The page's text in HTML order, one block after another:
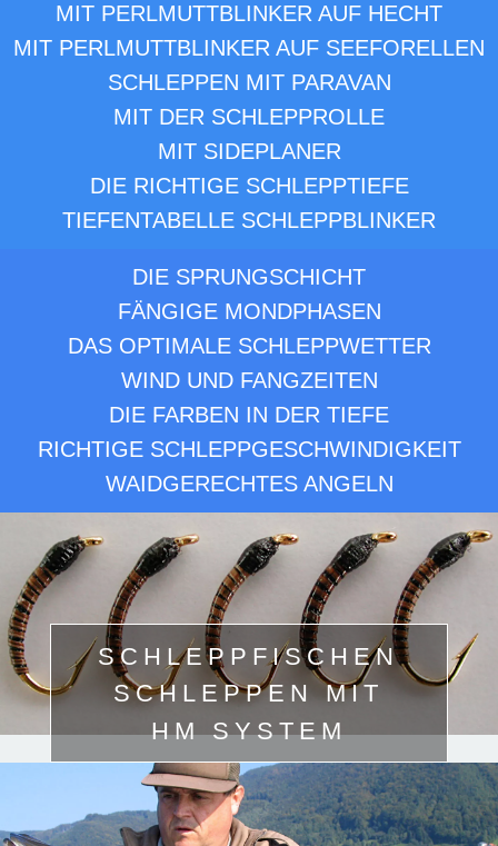
MIT PERLMUTTBLINKER AUF HECHT
MIT PERLMUTTBLINKER AUF SEEFORELLEN
SCHLEPPEN MIT PARAVAN
MIT DER SCHLEPPROLLE
MIT SIDEPLANER
DIE RICHTIGE SCHLEPPTIEFE
TIEFENTABELLE SCHLEPPBLINKER
DIE SPRUNGSCHICHT
FÄNGIGE MONDPHASEN
DAS OPTIMALE SCHLEPPWETTER
WIND UND FANGZEITEN
DIE FARBEN IN DER TIEFE
RICHTIGE SCHLEPPGESCHWINDIGKEIT
WAIDGERECHTES ANGELN
SCHLEPPFISCHEN
SCHLEPPEN MIT
HM SYSTEM